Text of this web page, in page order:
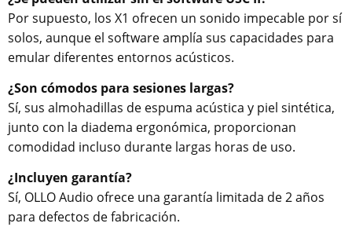
Por supuesto, los X1 ofrecen un sonido impecable por sí
solos, aunque el software amplía sus capacidades para
emular diferentes entornos acústicos.
¿Son cómodos para sesiones largas?
Sí, sus almohadillas de espuma acústica y piel sintética,
junto con la diadema ergonómica, proporcionan
comodidad incluso durante largas horas de uso.
¿Incluyen garantía?
Sí, OLLO Audio ofrece una garantía limitada de 2 años
para defectos de fabricación.